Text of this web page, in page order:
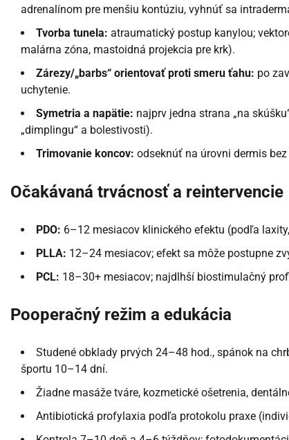
adrenalínom pre menšiu kontúziu, vyhnúť sa
Tvorba tunela: atraumatický postup kanylou;
malárna zóna, mastoidná projekcia pre krk).
Zárezy/„barbs“ orientovať proti smeru ťahu: po
uchytenie.
Symetria a napätie: najprv jedna strana „na
„dimplingu“ a bolestivosti).
Trimovanie koncov: odseknúť na úrovni dermis
Očakávaná trvácnosť a reintervencie
PDO: 6–12 mesiacov klinického efektu (podľa
PLLA: 12–24 mesiacov; efekt sa môže postupne
PCL: 18–30+ mesiacov; najdlhší biostimulačný
Pooperačný režim a edukácia
Studené obklady prvých 24–48 hod., spánok na
športu 10–14 dní.
Žiadne masáže tváre, kozmetické ošetrenia,
Antibiotická profylaxia podľa protokolu praxe